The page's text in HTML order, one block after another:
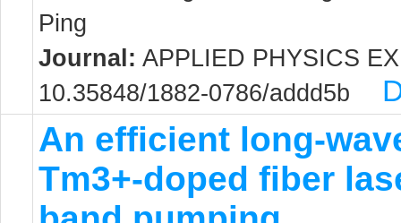
Ping
Journal: APPLIED PHYSICS
10.35848/1882-0786/addd5b
An efficient long-
Tm3+-doped fiber